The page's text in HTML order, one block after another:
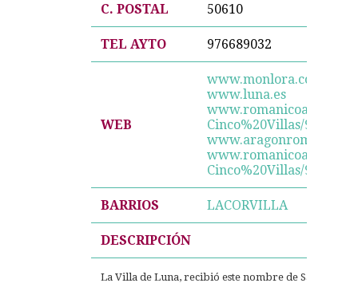
C. POSTAL 50610
TEL AYTO 976689032
WEB
www.monlora.com
www.luna.es
Cinco%20Villas/
Cinco%20Villas/
BARRIOS LACORVILLA
DESCRIPCIÓN
La Villa de Luna, recibió este nombre de Sancho